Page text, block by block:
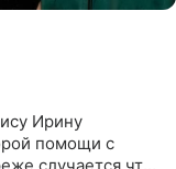
Ирину
помощи с
случается что-